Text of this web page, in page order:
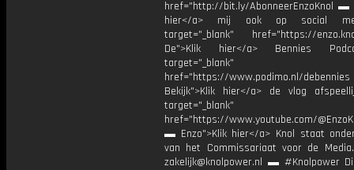
href="http://bit.ly/AbonneerEnzoKnol ▬
hier</a> mij ook op social
target="_blank" href="https://
De">Klik hier</a> Bennies
target="_blank"
href="https://www.podimo.nl/debennies
Bekijk">Klik hier</a> de vlog
target="_blank"
href="https://www.youtube.com/
▬ Enzo">Klik hier</a> Knol staat
van het Commissariaat voor de
zakelijk@knolpower.nl ▬ #Knolpower